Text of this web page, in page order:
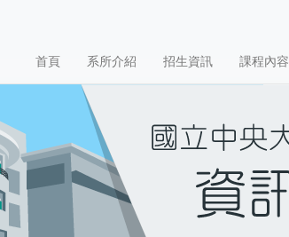
首頁 系所介紹 招生資訊 課程內容